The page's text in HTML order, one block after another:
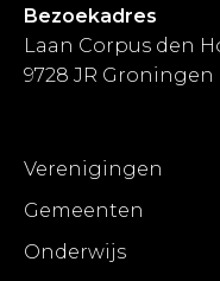
Bezoekadres
Laan Corpus den
9728 JR Groningen
Verenigingen
Gemeenten
Onderwijs